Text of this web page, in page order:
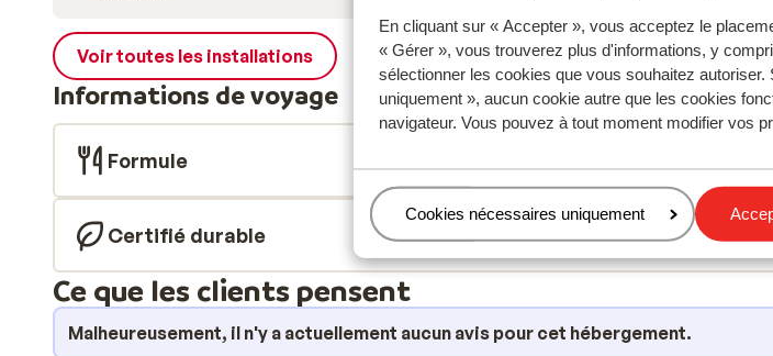
En cliquant sur « Accepter », vous acceptez le
« Gérer », vous trouverez plus d'informations, y
sélectionner les cookies que vous souhaitez
uniquement », aucun cookie autre que les cookies
navigateur. Vous pouvez à tout moment modifier vos
Gérer
Cookies nécessaires uniquement
Voir toutes les installations
Informations de voyage
Formule
Certifié durable
Ce que les clients pensent
Malheureusement, il n'y a actuellement aucun avis pour cet hébergement.